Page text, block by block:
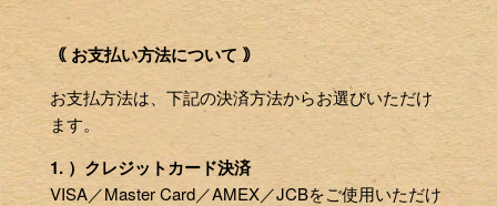
｟ お支払い方法について ｠
お支払方法は、下記の決済方法からお選びいただけ
ます。
1. ）クレジットカード決済
VISA／Master Card／AMEX／JCBをご使用いただけ